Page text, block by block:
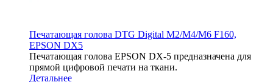
Печатающая голова DTG Digital M2/M4/M6 F160,
EPSON DX5
Печатающая голова EPSON DX-5 предназначена для
прямой цифровой печати на ткани.
Детальнее